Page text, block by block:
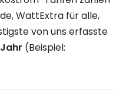
WattExtra für alle,
von uns erfasste
(Beispiel: